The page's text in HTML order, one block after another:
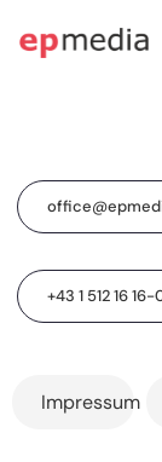
+43 1 512 16 16-
Impressum